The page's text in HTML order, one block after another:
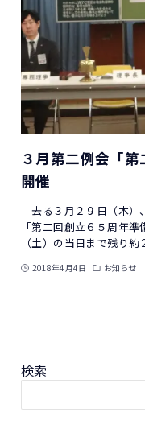
３月第二例会「
開催
去る３月２９日（木）
「第二回創立６５周年
（土）の当日まで残り
2018年4月4日 お知らせ
検索